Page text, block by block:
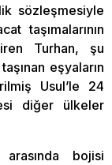
sözleşmesiyle
taşımalarının
Turhan, şu
eşyaların
Usul’le 24
diğer ülkeler
bojisi